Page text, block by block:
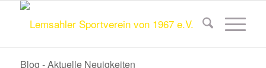
Blog - Aktuelle Neuigkeiten